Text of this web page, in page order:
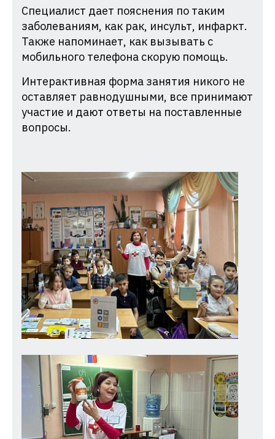
Специалист дает пояснения по таким
заболеваниям, как рак, инсульт, инфаркт.
Также напоминает, как вызывать с
мобильного телефона скорую помощь.
Интерактивная форма занятия никого не
оставляет равнодушными, все принимают
участие и дают ответы на поставленные
вопросы.